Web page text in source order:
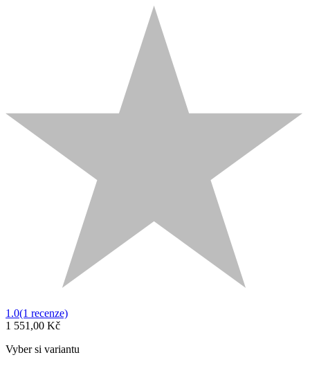
1.0(1 recenze)
1 551,00 Kč
Vyber si variantu